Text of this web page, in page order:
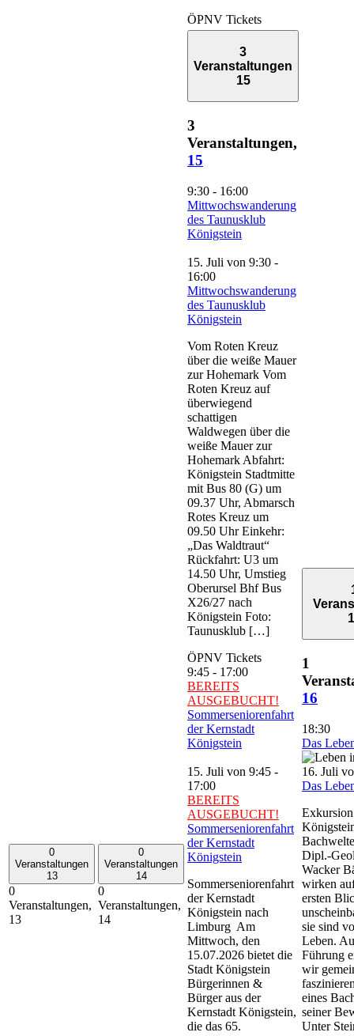
ÖPNV Tickets
0
Veranstaltungen
13
0
Veranstaltungen,
13
0
Veranstaltungen
14
0
Veranstaltungen,
14
3
Veranstaltungen
15
3
Veranstaltungen,
15
9:30 - 16:00
Mittwochswanderung
des Taunusklub
Königstein
15. Juli von 9:30 -
16:00
Mittwochswanderung
des Taunusklub
Königstein
Vom Roten Kreuz
über die weiße Mauer
zur Hohemark Vom
Roten Kreuz auf
überwiegend
schattigen
Waldwegen über die
weiße Mauer zur
Hohemark Abfahrt:
Königstein Stadtmitte
mit Bus 80 (G) um
09.37 Uhr, Abmarsch
Rotes Kreuz um
09.50 Uhr Einkehr:
„Das Waldtraut“
Rückfahrt: U3 um
14.50 Uhr, Umstieg
Oberursel Bhf Bus
X26/27 nach
Königstein Foto:
Taunusklub […]
ÖPNV Tickets
9:45 - 17:00
BEREITS
AUSGEBUCHT!
Sommerseniorenfahrt
der Kernstadt
Königstein
15. Juli von 9:45 -
17:00
BEREITS
AUSGEBUCHT!
Sommerseniorenfahrt
der Kernstadt
Königstein
Sommerseniorenfahrt
der Kernstadt
Königstein nach
Limburg Am
Mittwoch, den
15.07.2026 bietet die
Stadt Königstein
Bürgerinnen &
Bürger aus der
Kernstadt Königstein,
die das 65.
1
16
18:30
Das
16. Juli
Das
Dipl.-
Wacker
wirken
ersten
sie sind
Leben.
Führung
wir
eines
seiner
Unter